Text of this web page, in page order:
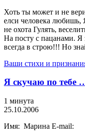
Хоть ты может и не
елси человека любишь,
не охота Гулять,
На посту с пацанами. Я
всегда в строю!!! Но
Ваши стихи и
Я скучаю по тебе
1 минута
25.10.2006
Имя: Марина E-mail: